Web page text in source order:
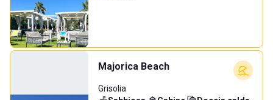
Majorica Beach
Grisolia